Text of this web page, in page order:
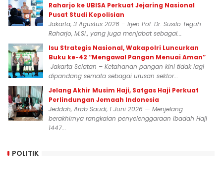
Raharjo ke UBISA Perkuat Jejaring Nasional
Pusat Studi Kepolisian
Jakarta, 3 Agustus 2026 – Irjen Pol. Dr. Susilo Teguh
Raharjo, M.Si., yang juga menjabat sebagai...
Isu Strategis Nasional, Wakapolri Luncurkan
Buku ke-42 “Mengawal Pangan Menuai Aman”
Jakarta Selatan – Ketahanan pangan kini tidak lagi
dipandang semata sebagai urusan sektor...
Jelang Akhir Musim Haji, Satgas Haji Perkuat
Perlindungan Jemaah Indonesia
Jeddah, Arab Saudi, 1 Juni 2026 — Menjelang
berakhirnya rangkaian penyelenggaraan Ibadah Haji
1447...
POLITIK